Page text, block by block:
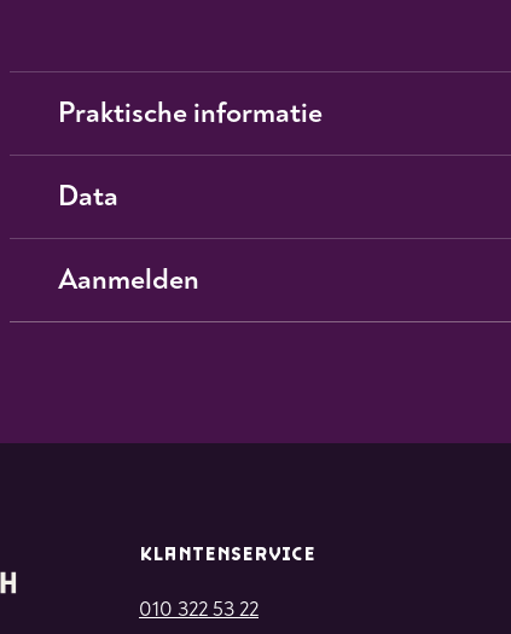
Praktische informatie
Data
Aanmelden
KLANTENSERVICE
010 322 53 22